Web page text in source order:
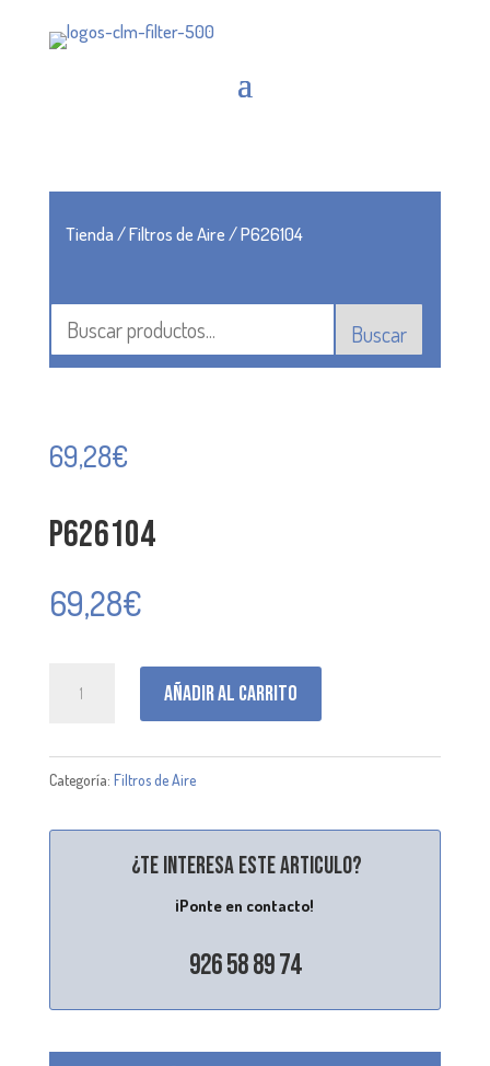
Tienda/Filtros de Aire/ P626104
Buscar
69,28€
P626104
69,28€
Añadir al carrito
Categoría: Filtros de Aire
¿Te interesa este articulo?
¡Ponte en contacto!
926 58 89 74